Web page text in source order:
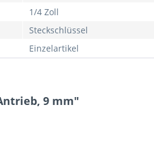
1/4 Zoll
Steckschlüssel
Einzelartikel
9 mm"